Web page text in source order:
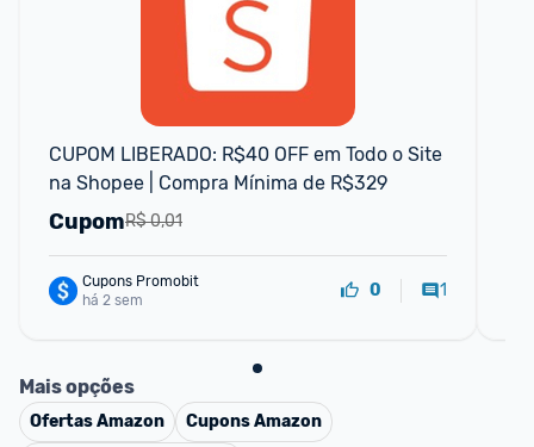
CUPOM LIBERADO: R$40 OFF em Todo o Site
na Shopee | Compra Mínima de R$329
R$ 0,01
Cupom
Cupons Promobit
há 2 sem
0 1
Mais opções
OfertasAmazon CuponsAmazon